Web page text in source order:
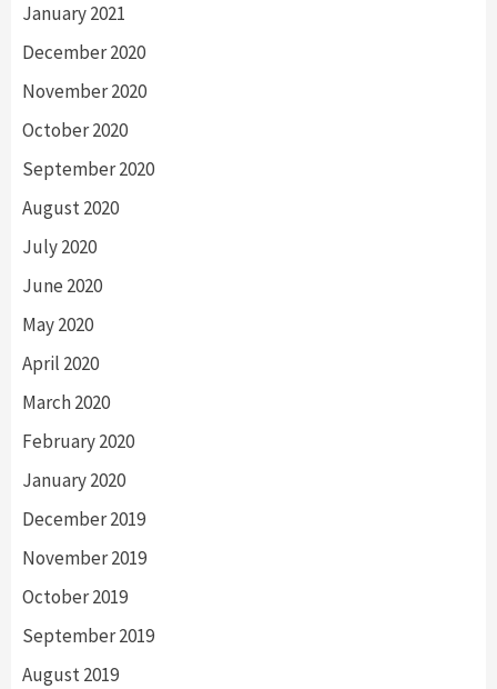
January 2021
December 2020
November 2020
October 2020
September 2020
August 2020
July 2020
June 2020
May 2020
April 2020
March 2020
February 2020
January 2020
December 2019
November 2019
October 2019
September 2019
August 2019